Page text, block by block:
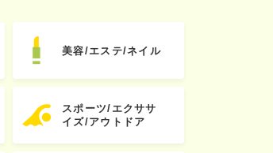
美容/エステ/ネイル
スポーツ/エクササ
イズ/アウトドア